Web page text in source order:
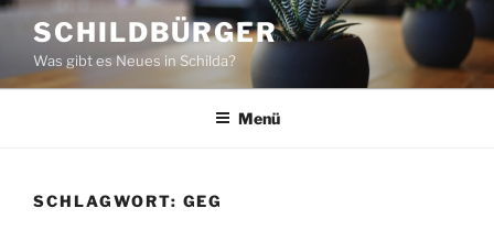
Zum
Inhalt
springen
SCHILDBÜRGER
Was gibt es Neues in Schilda?
Menü
SCHLAGWORT: GEG